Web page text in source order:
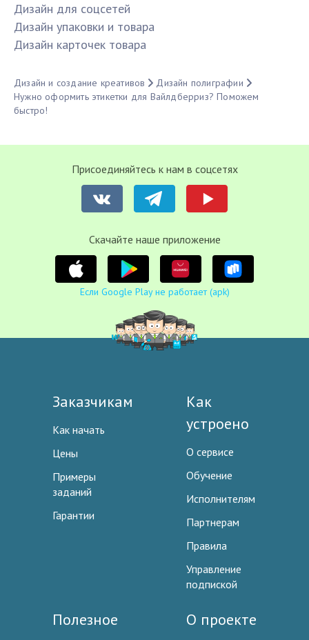
Дизайн для соцсетей
Дизайн упаковки и товара
Дизайн карточек товара
Дизайн и создание креативов
Дизайн полиграфии
Нужно оформить этикетки для Вайлдберриз? Поможем
быстро!
Присоединяйтесь к нам в соцсетях
Cкачайте наше приложение
Если Google Play не работает (apk)
Заказчикам
Как начать
Цены
Примеры
заданий
Гарантии
Как
устроено
О сервисе
Обучение
Исполнителям
Партнерам
Правила
Управление
подпиской
Полезное О проекте